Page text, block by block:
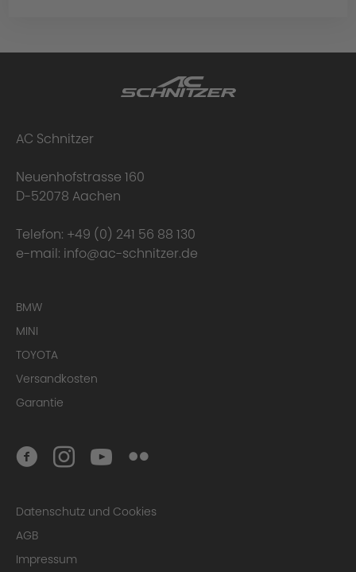
AC Schnitzer
Neuenhofstrasse 160
D-52078 Aachen
Telefon: +49 (0) 241 56 88 130
e-mail: info@ac-schnitzer.de
BMW
MINI
TOYOTA
Versandkosten
Garantie
Datenschutz und Cookies
AGB
Impressum